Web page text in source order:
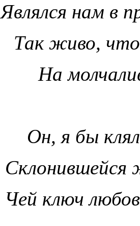
Являлся нам в
Так живо, что
На
Он, я бы
Склонившейся
Чей ключ